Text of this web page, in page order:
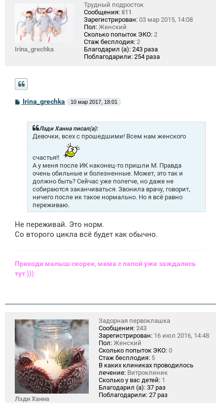
Irina_grechka
Трудный подросток
Сообщения: 811
Зарегистрирован: 03 мар 2015, 14:08
Пол: Женский
Сколько попыток ЭКО: 2
Стаж бесплодия: 2
Благодарил (а): 243 раза
Поблагодарили: 254 раза
С
о
Irina_grechka 10 мар 2017, 18:01
Лэди Ханна писал(а):
Девочки, всех с прошедшими! Всем нам женского
счастья!!
А у меня после ИК наконец-то пришли М. Правда
очень обильные и болезненные. Может, это так и
должно быть? Сейчас уже полегче, но даже не
собираются заканчиваться. Звонила врачу, говорит,
ничего после ик такое нормально. Но я всё равно
переживаю.
Не переживай. Это норм.
Со второго цикла всё будет как обычно.
Приходи малыш скорее, мама с папой уже заждались
тут )))
Лэди Ханна
Задорная первоклашка
Сообщения: 243
Зарегистрирован: 16 июл 2016, 14:48
Пол: Женский
Сколько попыток ЭКО: 0
Стаж бесплодия: 5
В каких клиниках проводилось
лечение: Витроклиник
Сколько у вас детей: 1
Благодарил (а): 37 раз
Поблагодарили: 27 раз